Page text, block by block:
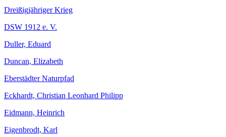
Dreißigjähriger Krieg
DSW 1912 e. V.
Duller, Eduard
Duncan, Elizabeth
Eberstädter Naturpfad
Eckhardt, Christian Leonhard Philipp
Eidmann, Heinrich
Eigenbrodt, Karl